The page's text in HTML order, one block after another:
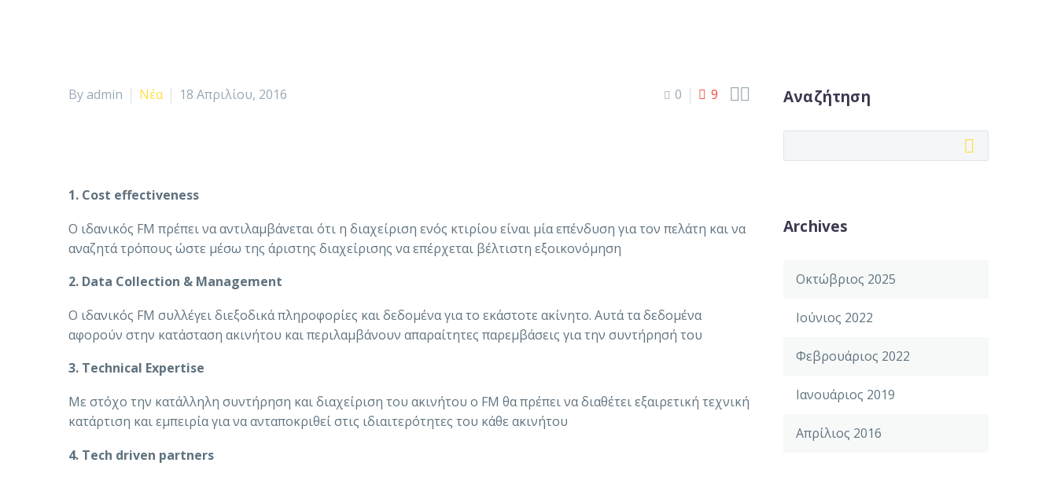
0 9 
By admin Νέα 18 Απριλίου, 2016
1. Cost effectiveness
O ιδανικός FM πρέπει να αντιλαμβάνεται ότι η διαχείριση ενός κτιρίου είναι μία επένδυση για τον πελάτη και να
αναζητά τρόπους ώστε μέσω της άριστης διαχείρισης να επέρχεται βέλτιστη εξοικονόμηση
2. Data Collection & Management
O ιδανικός FM συλλέγει διεξοδικά πληροφορίες και δεδομένα για το εκάστοτε ακίνητο. Αυτά τα δεδομένα
αφορούν στην κατάσταση ακινήτου και περιλαμβάνουν απαραίτητες παρεμβάσεις για την συντήρησή του
3. Technical Expertise
Με στόχο την κατάλληλη συντήρηση και διαχείριση του ακινήτου ο FM θα πρέπει να διαθέτει εξαιρετική τεχνική
κατάρτιση και εμπειρία για να ανταποκριθεί στις ιδιαιτερότητες του κάθε ακινήτου
4. Tech driven partners
Αναζήτηση
Archives
Οκτώβριος 2025
Ιούνιος 2022
Φεβρουάριος 2022
Ιανουάριος 2019
Απρίλιος 2016